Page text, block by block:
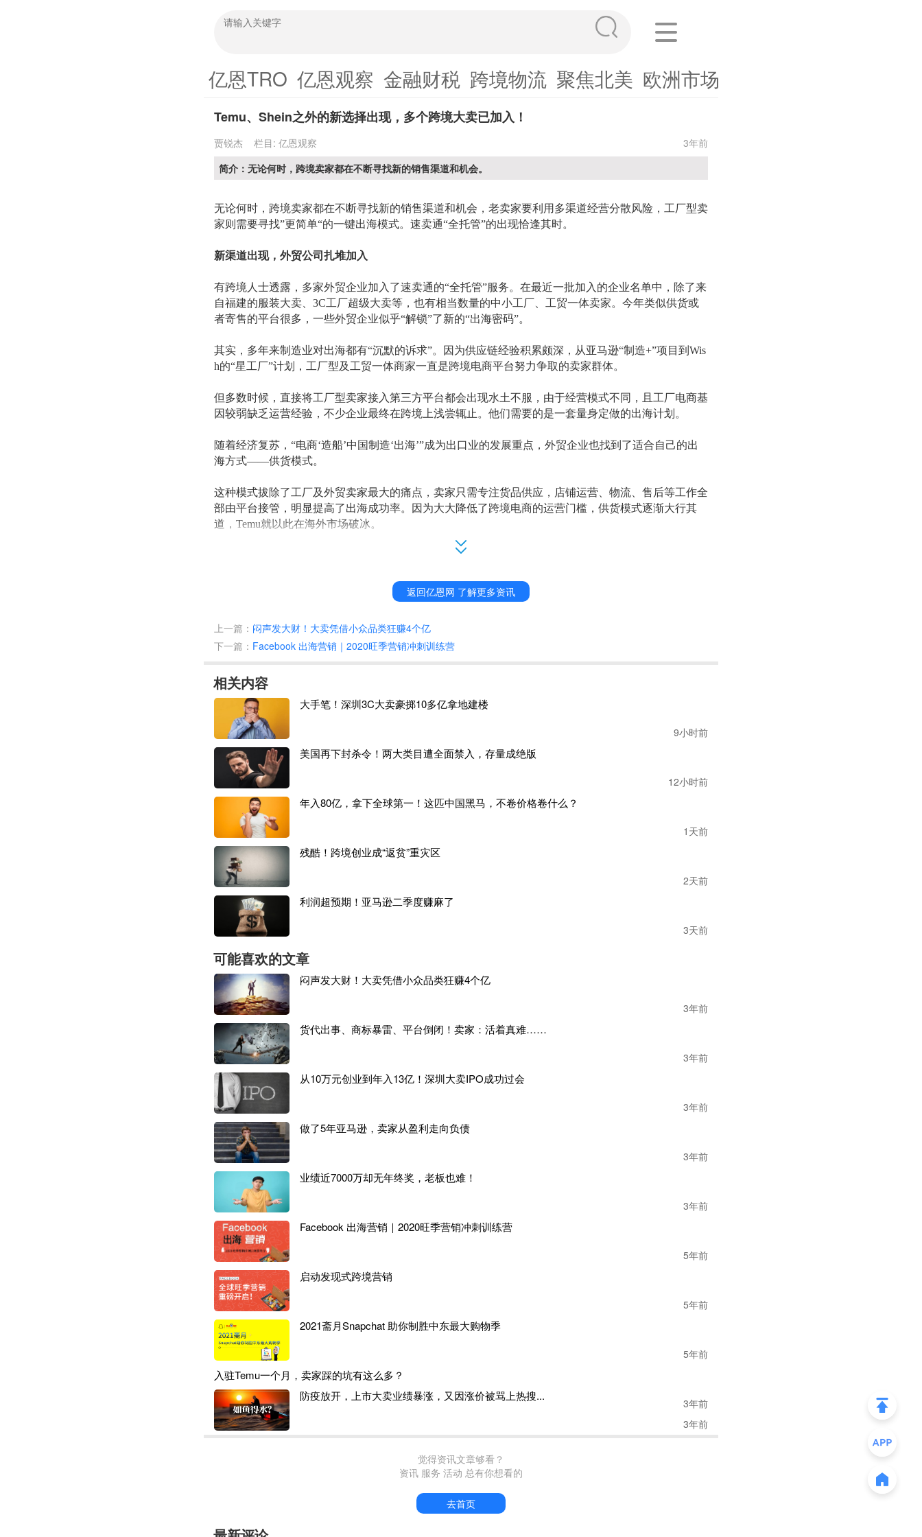
亿恩TRO 亿恩观察 金融财税 跨境物流 聚焦北美 欧洲市场
Temu、Shein之外的新选择出现，多个跨境大卖已加入！
贾锐杰 栏目: 亿恩观察
3年前
简介：无论何时，跨境卖家都在不断寻找新的销售渠道和机会。
无论何时，跨境卖家都在不断寻找新的销售渠道和机会，老卖家要利用多渠道经营分散风险，工厂型卖
家则需要寻找”更简单“的一键出海模式。速卖通“全托管”的出现恰逢其时。
新渠道出现，外贸公司扎堆加入
有跨境人士透露，多家外贸企业加入了速卖通的“全托管”服务。在最近一批加入的企业名单中，除了来
自福建的服装大卖、3C工厂超级大卖等，也有相当数量的中小工厂、工贸一体卖家。今年类似供货或
者寄售的平台很多，一些外贸企业似乎“解锁”了新的“出海密码”。
其实，多年来制造业对出海都有“沉默的诉求”。因为供应链经验积累颇深，从亚马逊“制造+”项目到Wis
h的“星工厂”计划，工厂型及工贸一体商家一直是跨境电商平台努力争取的卖家群体。
但多数时候，直接将工厂型卖家接入第三方平台都会出现水土不服，由于经营模式不同，且工厂电商基
因较弱缺乏运营经验，不少企业最终在跨境上浅尝辄止。他们需要的是一套量身定做的出海计划。
随着经济复苏， “电商‘造船’中国制造‘出海’”成为出口业的发展重点，外贸企业也找到了适合自己的出
海方式——供货模式。
这种模式拔除了工厂及外贸卖家最大的痛点，卖家只需专注货品供应，店铺运营、物流、售后等工作全
部由平台接管，明显提高了出海成功率。因为大大降低了跨境电商的运营门槛，供货模式逐渐大行其
道， Temu就以此在海外市场破冰。
“卷”起来了，广大卖家出海才有机会做“多选题”
“出海四小龙”的四家跨境电商平台中，SHEIN、速卖通、Temu三家平台先后推出了相似的
供货模式。其中速卖通在原有平台模式之外，推出了“全托管”作为服务补充。
为争取更多卖家入驻，这些平台不可避免地在服务和补贴上展开竞争，对卖家群体而言，这种竞争局面
无形之中，还是拉低了出海的一些门槛。
类似于不久前，
在他们还有其他一些平台选择。
据了解，部分商家加入速卖通全托管服务之前，也在
卖家的流动性也会刺激平台的服务调整。一位跨境人士就认为：“卖家供货的选择在增多，这对行业是
一件好事。”如今，多平台供货经营的趋势已初见端倪，工厂型、工贸一体卖家开始做“多选题”，在速
卖通全托管、SHEIN、Temu等多个平台上同时经营，让生意更加灵活，并降低单一平台的运营风险。
平台模式趋于成熟、加入的企业也越来越多。目前，速卖通
商家中就包含了大量知名卖家。部分速卖通卖家也表示，已经对接了全托管服务，刚刚备货过去测试，
即将开卖。
速卖通“全托管”的分工十分明确。卖家开通全托管店铺，考虑成本和利润后合理报价，然后备货到速卖
通在国内的优选仓，这些商品就会通过专属频道呈现给消费者。全托管帮外贸企业打通了C端销售，跳
过不擅长的经营打理环节，将产品直接推到了海外消费者面前。
据悉，速卖通全托管店铺目前不收取佣金，销售回款较快；跨境物流全部由平台负责，平台对首批全托
管店铺的商品提供3个月售后免责期，免责期内如有退款均由平台负责。
一位资深外贸人认为，新事物出现时，如果合适就值得一试。
好事，现在唯一的门槛仅仅是产品，哪怕你不懂英文、不懂运营，有产品优势也能做跨境。”
返回亿恩网 了解更多资讯
上一篇： 闷声发大财！大卖凭借小众品类狂赚4个亿
下一篇： Facebook 出海营销｜2020旺季营销冲刺训练营
相关内容
大手笔！深圳3C大卖豪掷10多亿拿地建楼
9小时前
美国再下封杀令！两大类目遭全面禁入，存量成绝版
12小时前
年入80亿，拿下全球第一！这匹中国黑马，不卷价格卷什么？
1天前
残酷！跨境创业成“返贫”重灾区
2天前
利润超预期！亚马逊二季度赚麻了
3天前
可能喜欢的文章
闷声发大财！大卖凭借小众品类狂赚4个亿
3年前
货代出事、商标暴雷、平台倒闭！卖家：活着真难……
3年前
从10万元创业到年入13亿！深圳大卖IPO成功过会
3年前
做了5年亚马逊，卖家从盈利走向负债
3年前
业绩近7000万却无年终奖，老板也难！
3年前
Facebook 出海营销｜2020旺季营销冲刺训练营
5年前
启动发现式跨境营销
5年前
2021斋月Snapchat 助你制胜中东最大购物季
5年前
入驻Temu一个月，卖家踩的坑有这么多？
3年前
资讯 服务 活动 总有你想看的